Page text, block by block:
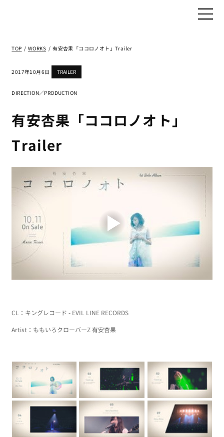
TOP / WORKS / 有安杏果「ココロノオト」Trailer
2017年10月6日 TRAILER
DIRECTION／PRODUCTION
有安杏果「ココロノオト」
Trailer
CL：キングレコード - EVIL LINE RECORDS
Artist：ももいろクローバーZ 有安杏果